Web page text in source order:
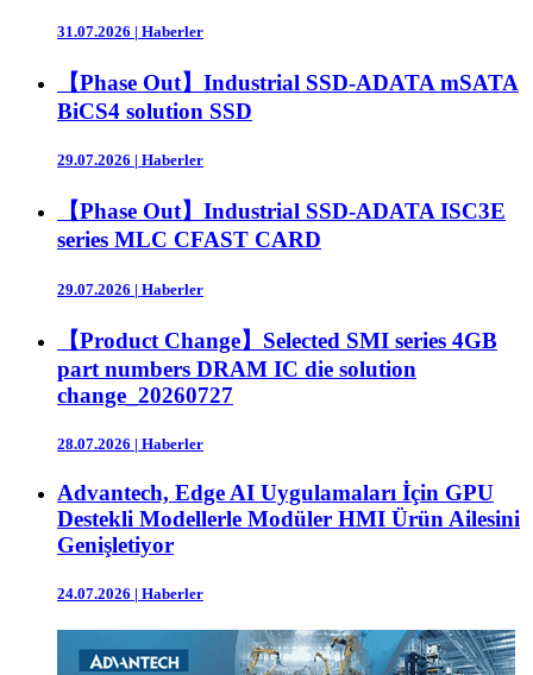
31.07.2026 | Haberler
【Phase Out】Industrial SSD-ADATA mSATA
BiCS4 solution SSD
29.07.2026 | Haberler
【Phase Out】Industrial SSD-ADATA ISC3E
series MLC CFAST CARD
29.07.2026 | Haberler
【Product Change】Selected SMI series 4GB
part numbers DRAM IC die solution
change_20260727
28.07.2026 | Haberler
Advantech, Edge AI Uygulamaları İçin GPU
Destekli Modellerle Modüler HMI Ürün Ailesini
Genişletiyor
24.07.2026 | Haberler